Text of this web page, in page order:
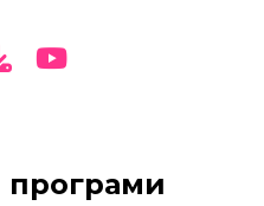
програми